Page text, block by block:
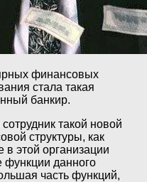
финансовых
стала такая
банкир.
такой новой
структуры, как
этой организации
данного
часть функций,